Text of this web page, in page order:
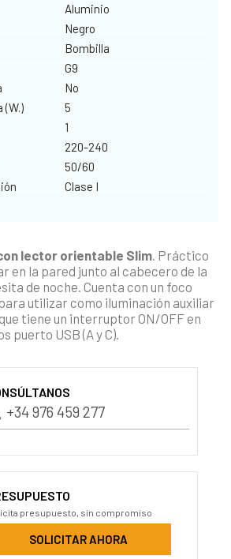
Aluminio
Negro
Bombilla
G9
No
(W.)
5
1
220-240
50/60
Clase I
lector orientable Slim . Práctico
en la pared junto al cabecero de la
de noche. Cuenta con un foco
utilizar como iluminación auxiliar
tiene un interruptor ON/OFF en
puerto USB (A y C).
+34 976 459 277
presupuesto, sin compromiso
SOLICITAR AHORA